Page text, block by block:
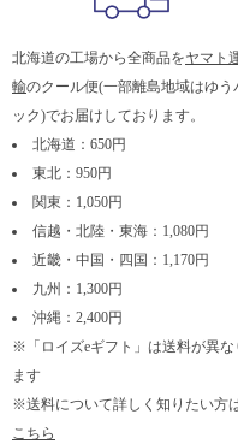
北海道の工場から全商品をヤマト
輸のクール便(一部離島地域はゆう
ック)でお届けしております。
北海道：650円
東北：950円
関東：1,050円
信越・北陸・東海：1,080円
近畿・中国・四国：1,170円
九州：1,300円
沖縄：2,400円
※「ロイズeギフト」は送料が異な
ます
※送料について詳しく知りたい方
こちら